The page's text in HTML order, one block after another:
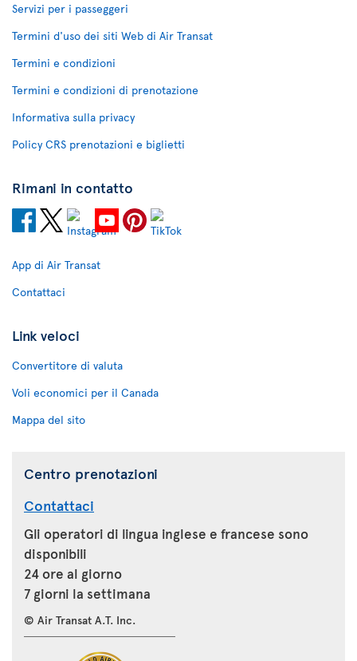
Servizi per i passeggeri
Termini d'uso dei siti Web di Air Transat
Termini e condizioni
Termini e condizioni di prenotazione
Informativa sulla privacy
Policy CRS prenotazioni e biglietti
Rimani in contatto
App di Air Transat
Contattaci
Link veloci
Convertitore di valuta
Voli economici per il Canada
Mappa del sito
Centro prenotazioni
Contattaci
Gli operatori di lingua inglese e francese sono
disponibili
24 ore al giorno
7 giorni la settimana
© Air Transat A.T. Inc.